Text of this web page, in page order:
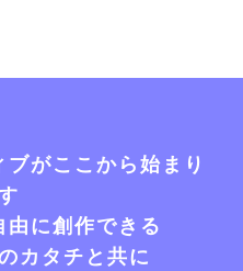
がここから始まり
に創作できる
カタチと共に